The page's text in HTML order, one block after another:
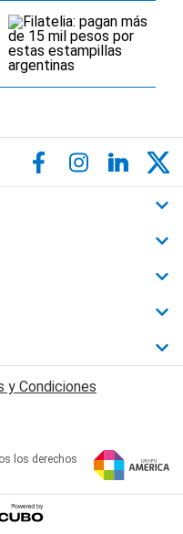
y Condiciones
los derechos